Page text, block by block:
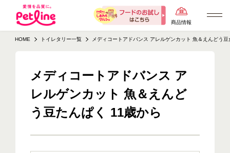
商品情報
HOME トイレタリー一覧 メディコートアドバンス アレルゲンカット 魚＆えんどう
メディコートアドバンス ア
レルゲンカット 魚＆えんど
う豆たんぱく 11歳から